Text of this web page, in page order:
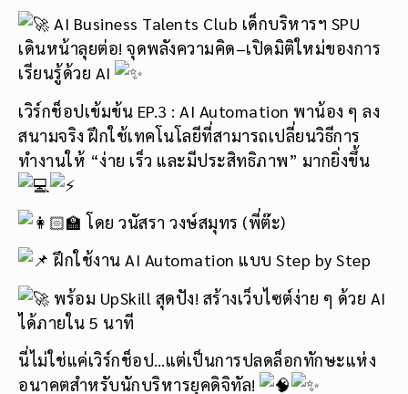
AI Business Talents Club เด็กบริหารฯ SPU
เดินหน้าลุยต่อ! จุดพลังความคิด–เปิดมิติใหม่ของการ
เรียนรู้ด้วย AI
เวิร์กช็อปเข้มข้น EP.3 : AI Automation พาน้อง ๆ ลง
สนามจริงฝึกใช้เทคโนโลยีที่สามารถเปลี่ยนวิธีการ
ทำงานให้ “ง่าย เร็ว และมีประสิทธิภาพ” มากยิ่งขึ้น
โดย วนัสรา วงษ์สมุทร (พี่ต๊ะ)
ฝึกใช้งาน AI Automation แบบ Step by Step
พร้อม UpSkill สุดปัง! สร้างเว็บไซต์ง่าย ๆ ด้วย AI
ได้ภายใน 5 นาที
นี่ไม่ใช่แค่เวิร์กช็อป…แต่เป็นการปลดล็อกทักษะแห่ง
อนาคตสำหรับนักบริหารยุคดิจิทัล!